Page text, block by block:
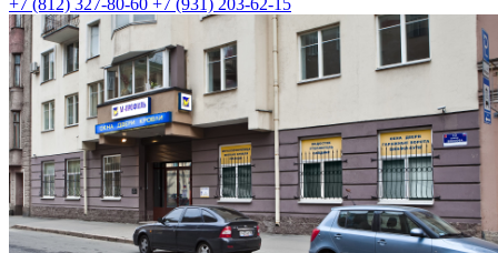
+7 (812) 327-80-60 +7 (931) 203-62-15